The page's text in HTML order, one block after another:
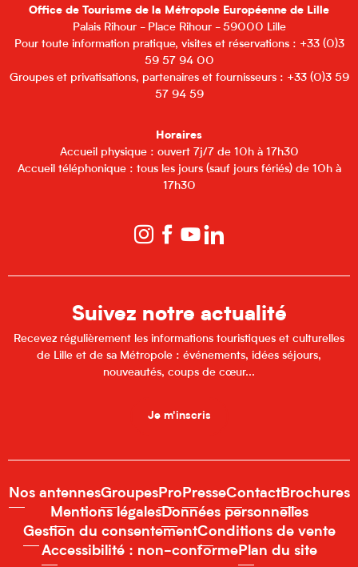
Office de Tourisme de la Métropole Européenne de Lille
Palais Rihour - Place Rihour - 59000 Lille
Pour toute information pratique, visites et réservations : +33 (0)3
59 57 94 00
Groupes et privatisations, partenaires et fournisseurs : +33 (0)3 59
57 94 59
Horaires
Accueil physique : ouvert 7j/7 de 10h à 17h30
Accueil téléphonique : tous les jours (sauf jours fériés) de 10h à
17h30
Suivez notre actualité
Recevez régulièrement les informations touristiques et culturelles
de Lille et de sa Métropole : événements, idées séjours,
nouveautés, coups de cœur...
Je m'inscris
Nos antennesGroupesPro PresseContactBrochures
Mentions légalesDonnées personnelles
Gestion du consentementConditions de vente
Accessibilité : non-conformePlan du site